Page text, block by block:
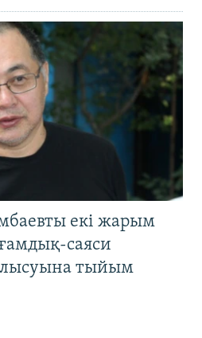
екі жарым
саяси
тыйым